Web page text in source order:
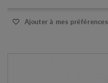
Ajouter à mes préférences